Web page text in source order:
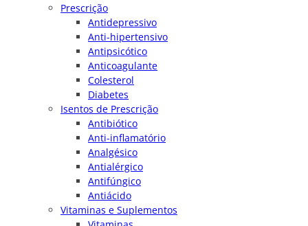
Prescrição
Antidepressivo
Anti-hipertensivo
Antipsicótico
Anticoagulante
Colesterol
Diabetes
Isentos de Prescrição
Antibiótico
Anti-inflamatório
Analgésico
Antialérgico
Antifúngico
Antiácido
Vitaminas e Suplementos